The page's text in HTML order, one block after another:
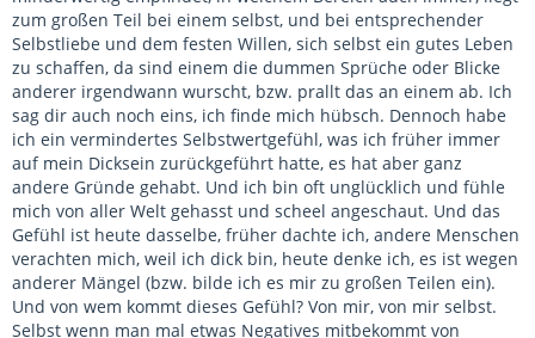
zum großen Teil bei einem selbst, und bei entsprechender
Selbstliebe und dem festen Willen, sich selbst ein gutes Leben
zu schaffen, da sind einem die dummen Sprüche oder Blicke
anderer irgendwann wurscht, bzw. prallt das an einem ab. Ich
sag dir auch noch eins, ich finde mich hübsch. Dennoch habe
ich ein vermindertes Selbstwertgefühl, was ich früher immer
auf mein Dicksein zurückgeführt hatte, es hat aber ganz
andere Gründe gehabt. Und ich bin oft unglücklich und fühle
mich von aller Welt gehasst und scheel angeschaut. Und das
Gefühl ist heute dasselbe, früher dachte ich, andere Menschen
verachten mich, weil ich dick bin, heute denke ich, es ist wegen
anderer Mängel (bzw. bilde ich es mir zu großen Teilen ein).
Und von wem kommt dieses Gefühl? Von mir, von mir selbst.
Selbst wenn man mal etwas Negatives mitbekommt von